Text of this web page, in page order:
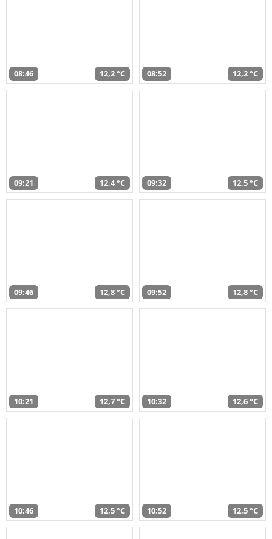
08:46 12,2 °C 08:52 12,2 °C
09:21 12,4 °C 09:32 12,5 °C
09:46 12,8 °C 09:52 12,8 °C
10:21 12,7 °C 10:32 12,6 °C
10:46 12,5 °C 10:52 12,5 °C